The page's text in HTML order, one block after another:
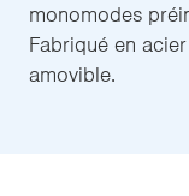
monomodes
Fabriqué en
amovible.